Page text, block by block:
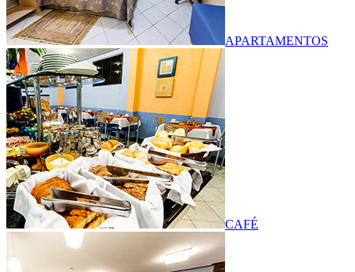
APARTAMENTOS
CAFÉ